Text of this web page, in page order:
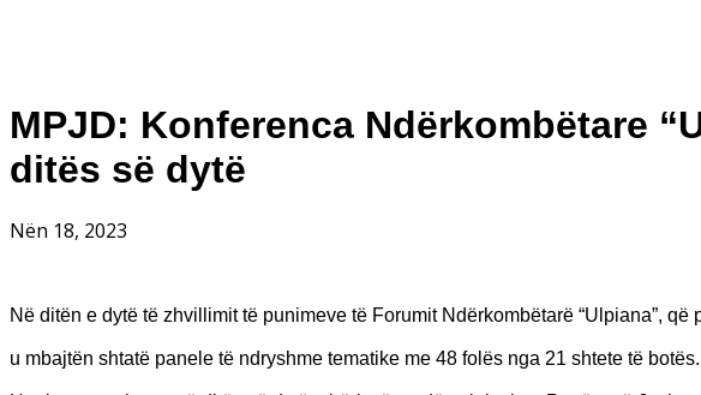
MPJD: Konferenca Ndërkombëtare
ditës së dytë
Nën 18, 2023
Në ditën e dytë të zhvillimit të punimeve të Forumit Ndërkombëtarë “Ulpiana”,
u mbajtën shtatë panele të ndryshme tematike me 48 folës nga 21 shtete të botës.